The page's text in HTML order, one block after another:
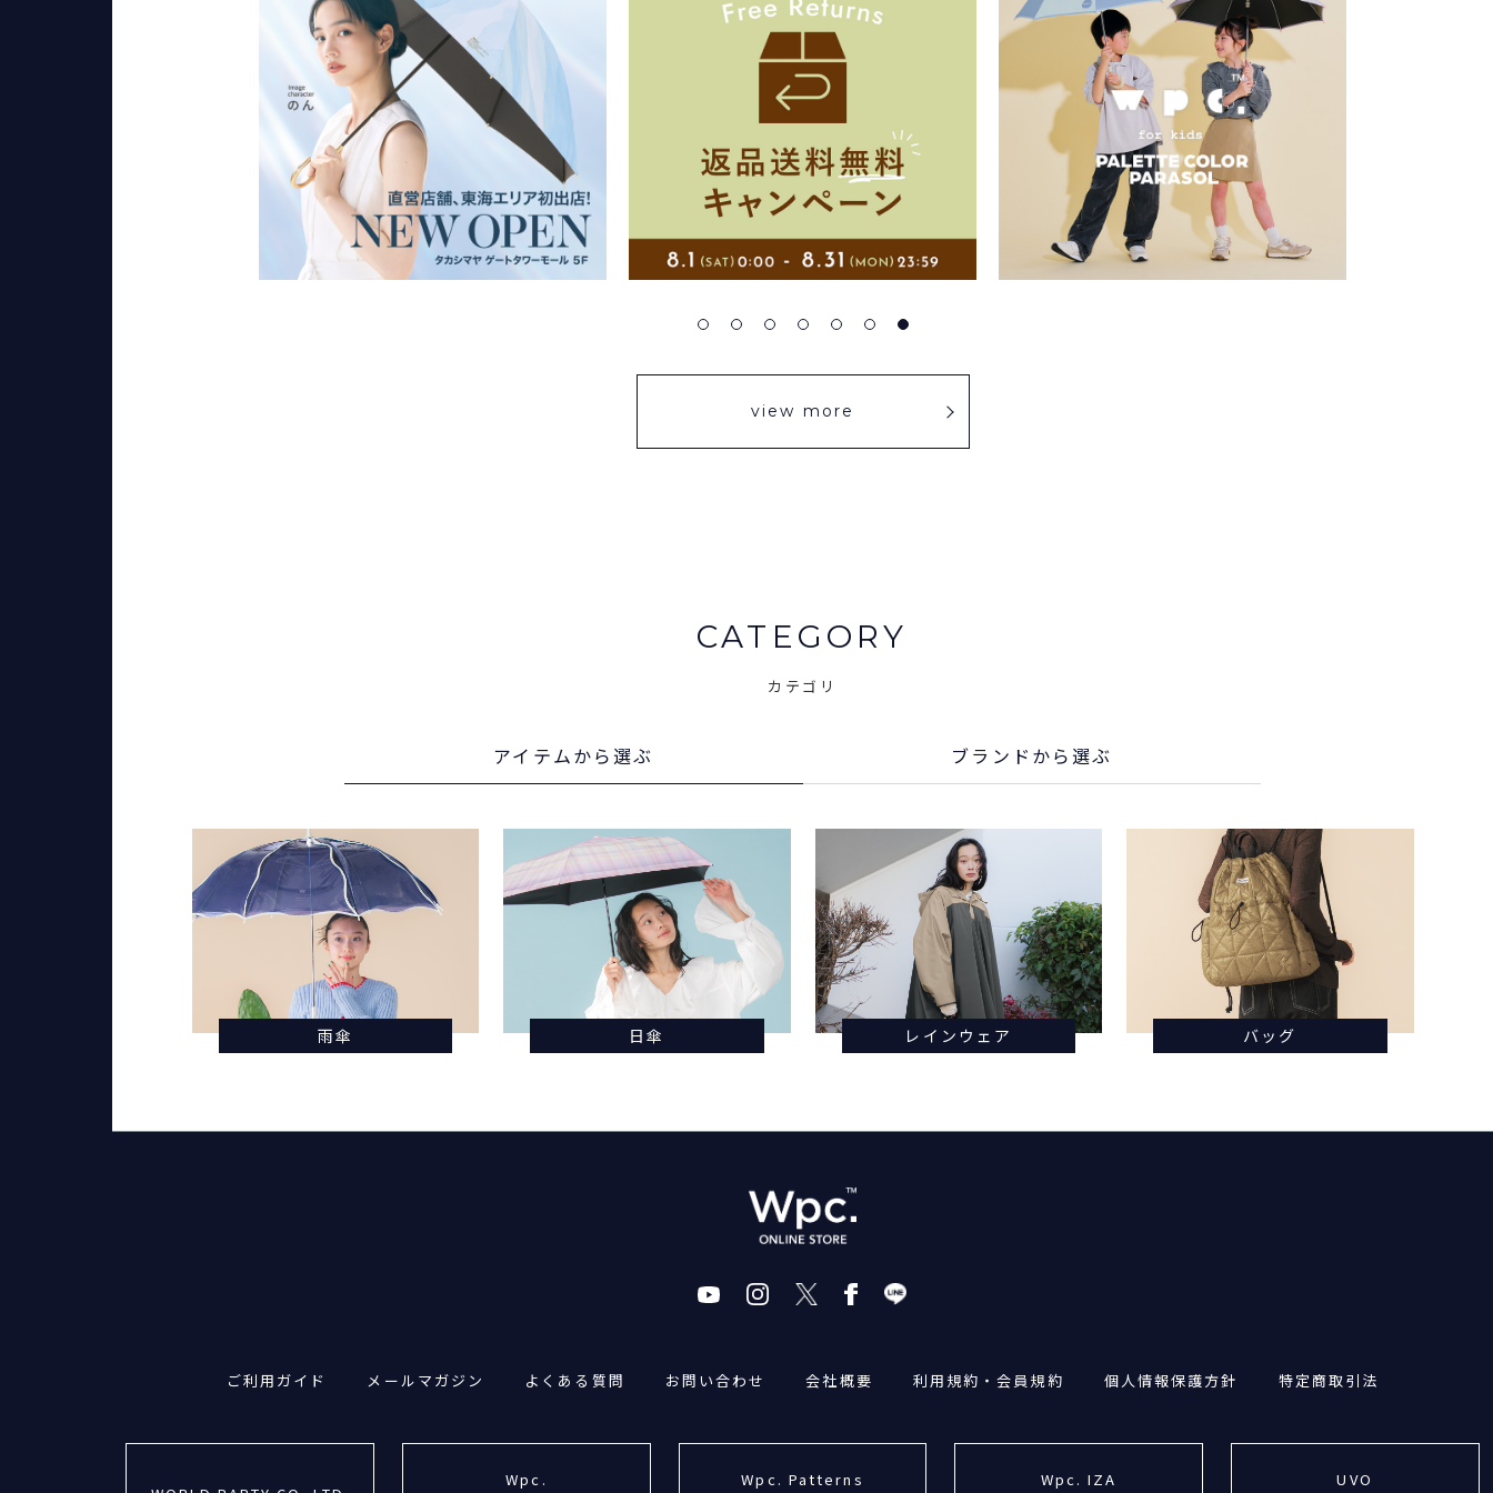
view more
CATEGORY
カテゴリ
アイテムから選ぶ ブランド から選ぶ
雨傘 日傘 レインウェア バッグ
ご利用ガイド メールマガジン よくある質問 お問い合わせ 会社概要 利用規約・会員規約 個人情報保護方針 特定商取引法
Wpc. Wpc. Patterns Wpc. IZA UVO